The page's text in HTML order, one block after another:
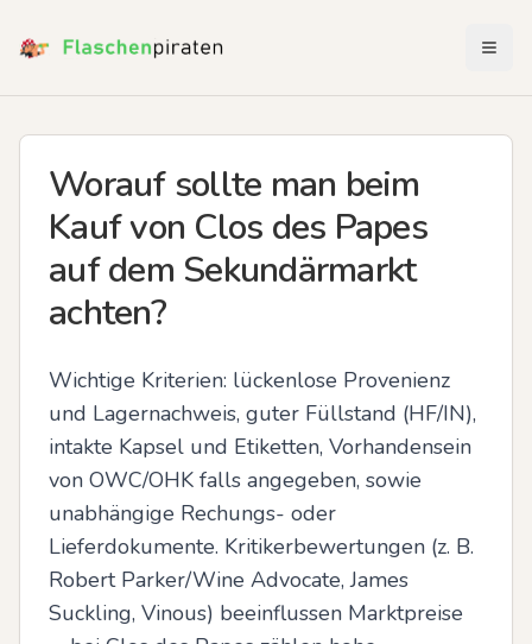
Worauf sollte man beim
Kauf von Clos des Papes
auf dem Sekundärmarkt
achten?
Wichtige Kriterien: lückenlose Provenienz
und Lagernachweis, guter Füllstand (HF/IN),
intakte Kapsel und Etiketten, Vorhandensein
von OWC/OHK falls angegeben, sowie
unabhängige Rechungs- oder
Lieferdokumente. Kritikerbewertungen (z. B.
Robert Parker/Wine Advocate, James
Suckling, Vinous) beeinflussen Marktpreise